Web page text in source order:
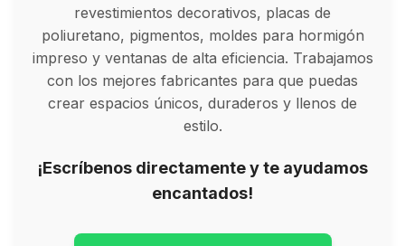
revestimientos decorativos, placas de
poliuretano, pigmentos, moldes para hormigón
impreso y ventanas de alta eficiencia. Trabajamos
con los mejores fabricantes para que puedas
crear espacios únicos, duraderos y llenos de
estilo.
¡Escríbenos directamente y te ayudamos
encantados!